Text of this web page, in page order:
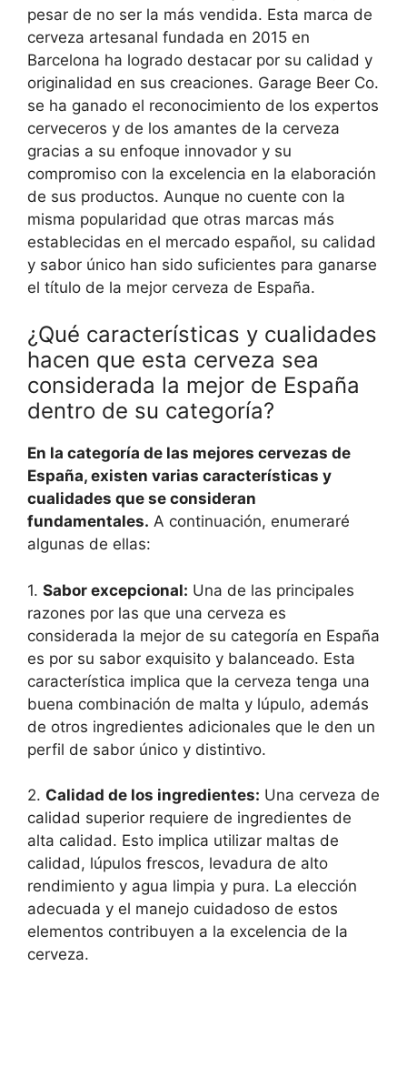
pesar de no ser la más vendida. Esta marca de
cerveza artesanal fundada en 2015 en
Barcelona ha logrado destacar por su calidad y
originalidad en sus creaciones. Garage Beer Co.
se ha ganado el reconocimiento de los expertos
cerveceros y de los amantes de la cerveza
gracias a su enfoque innovador y su
compromiso con la excelencia en la elaboración
de sus productos. Aunque no cuente con la
misma popularidad que otras marcas más
establecidas en el mercado español, su calidad
y sabor único han sido suficientes para ganarse
el título de la mejor cerveza de España.
¿Qué características y cualidades
hacen que esta cerveza sea
considerada la mejor de España
dentro de su categoría?
En la categoría de las mejores cervezas de
España, existen varias características y
cualidades que se consideran
fundamentales. A continuación, enumeraré
algunas de ellas:
1. Sabor excepcional: Una de las principales
razones por las que una cerveza es
considerada la mejor de su categoría en España
es por su sabor exquisito y balanceado. Esta
característica implica que la cerveza tenga una
buena combinación de malta y lúpulo, además
de otros ingredientes adicionales que le den un
perfil de sabor único y distintivo.
2. Calidad de los ingredientes: Una cerveza de
calidad superior requiere de ingredientes de
alta calidad. Esto implica utilizar maltas de
calidad, lúpulos frescos, levadura de alto
rendimiento y agua limpia y pura. La elección
adecuada y el manejo cuidadoso de estos
elementos contribuyen a la excelencia de la
cerveza.